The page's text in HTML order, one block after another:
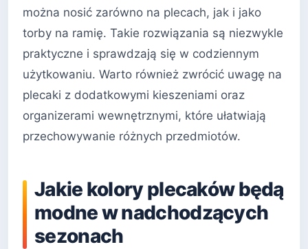
można nosić zarówno na plecach, jak i jako
torby na ramię. Takie rozwiązania są niezwykle
praktyczne i sprawdzają się w codziennym
użytkowaniu. Warto również zwrócić uwagę na
plecaki z dodatkowymi kieszeniami oraz
organizerami wewnętrznymi, które ułatwiają
przechowywanie różnych przedmiotów.
Jakie kolory plecaków będą
modne w nadchodzących
sezonach